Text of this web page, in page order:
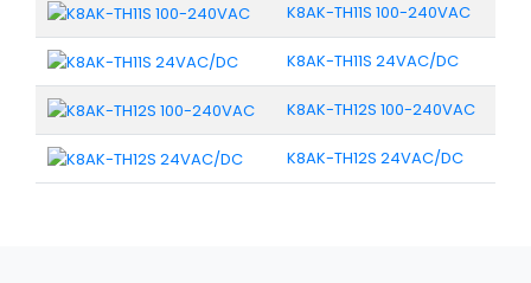
K8AK-TH11S 100-240VAC
K8AK-TH11S 24VAC/DC
K8AK-TH12S 100-240VAC
K8AK-TH12S 24VAC/DC